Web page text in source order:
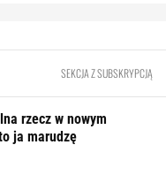
SEKCJA Z SUBSKRYPCJĄ
rzecz w nowym
ja marudzę